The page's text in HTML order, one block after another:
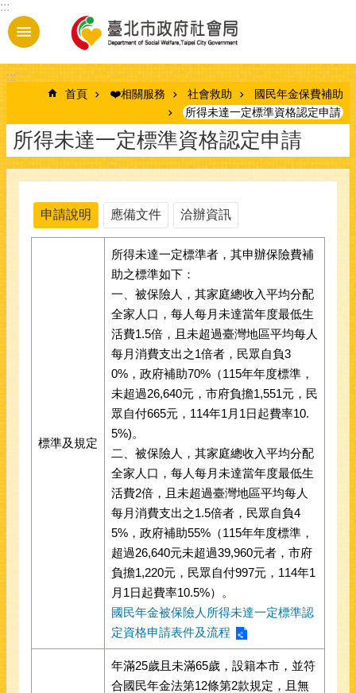
跳到主要內容區塊
:::
:::
首頁 ❤️相關服務 社會救助
國民年金保費補助
所得未達一定標準資格認定申請
所得未達一定標準資格認定申請
申請說明 應備文件 洽辦資訊
標準及規定
所得未達一定標準者，其申辦保險費補
助之標準如下：
一、被保險人，其家庭總收入平均分配
全家人口，每人每月未達當年度最低生
活費1.5倍，且未超過臺灣地區平均每人
每月消費支出之1倍者，民眾自負3
0%，政府補助70%（115年年度標準，
未超過26,640元，市府負擔1,551元，民
眾自付665元，114年1月1日起費率10.
5%)。
二、被保險人，其家庭總收入平均分配
全家人口，每人每月未達當年度最低生
活費2倍，且未超過臺灣地區平均每人
每月消費支出之1.5倍者，民眾自負4
5%，政府補助55%（115年年度標準，
超過26,640元未超過39,960元者，市府
負擔1,220元，民眾自付997元，114年1
月1日起費率10.5%）。
國民年金被保險人所得未達一定標準認
定資格申請表件及流程
年滿25歲且未滿65歲，設籍本市，並符
合國民年金法第12條第2款規定，且無